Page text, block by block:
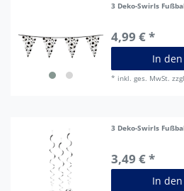
3 Deko-Swirls
4,99 € *
In
* inkl. ges. MwSt.
3 Deko-Swirls
3,49 € *
In